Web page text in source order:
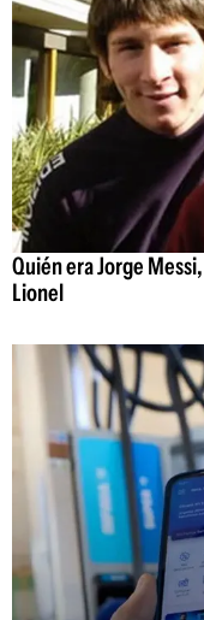
Quién era Jorge
Lionel